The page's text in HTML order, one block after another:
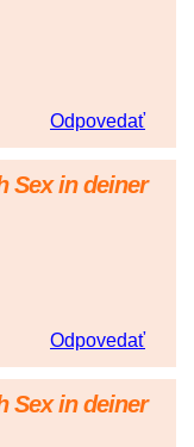
Odpovedať
Sex in deiner
Odpovedať
Sex in deiner